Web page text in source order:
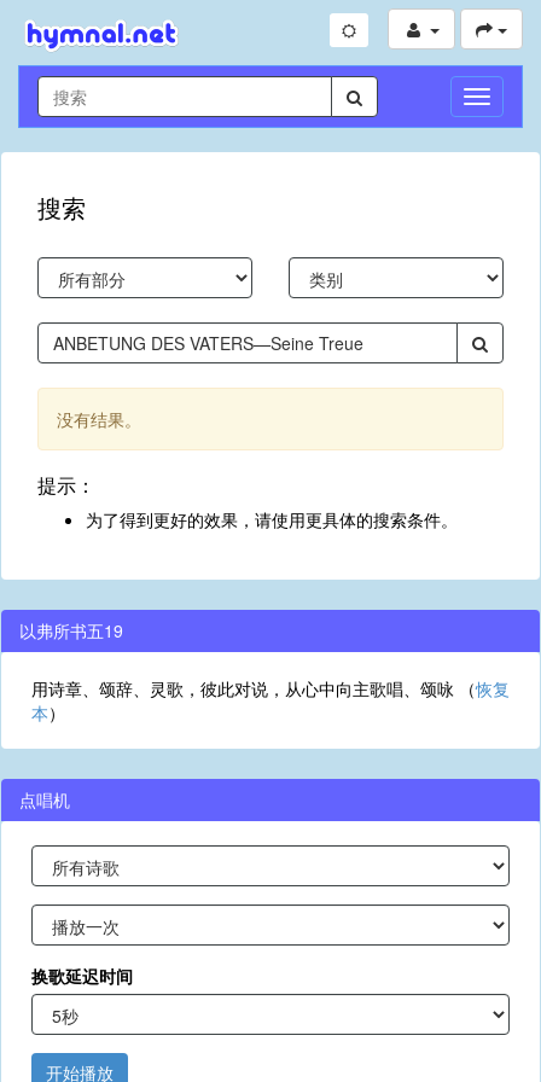
切
换
导
搜索
没有结果。
提示：
为了得到更好的效果，请使用更具体的搜索条件。
以弗所书五19
用诗章、颂辞、灵歌，彼此对说，从心中向主歌唱、颂咏 （恢复
本）
点唱机
换歌延迟时间
开始播放